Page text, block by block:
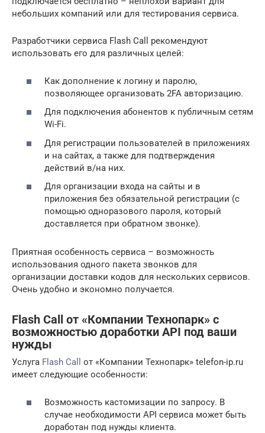
небольших компаний или для тестирования сервиса.
Разработчики сервиса Flash Call рекомендуют
использовать его для различных целей:
Как дополнение к логину и паролю,
позволяющее организовать 2FA авторизацию.
Для подключения абонентов к публичным сетям
Wi-Fi.
Для регистрации пользователей в приложениях
и на сайтах, а также для подтверждения
действий в/на них.
Для организации входа на сайты и в
приложения без обязательной регистрации (с
помощью одноразового пароля, который
доставляется при обратном звонке).
Приятная особенность сервиса – возможность
использования одного пакета звонков для
организации доставки кодов для нескольких сервисов.
Очень удобно и экономно получается.
Flash Call от «Компании Технопарк» с
возможностью доработки API под ваши
нужды
Услуга Flash Call
от «Компании Технопарк» telefon-ip.ru
имеет следующие особенности:
Возможность кастомизации по запросу. В
случае необходимости API сервиса может быть
доработан под нужды клиента.